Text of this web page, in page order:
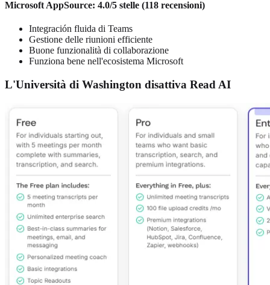
Microsoft AppSource: 4.0/5 stelle (118 recensioni)
Integración fluida di Teams
Gestione delle riunioni efficiente
Buone funzionalità di collaborazione
Funziona bene nell'ecosistema Microsoft
L'Università di Washington disattiva Read AI